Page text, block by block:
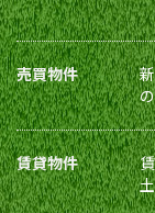
売買物件
賃貸物件